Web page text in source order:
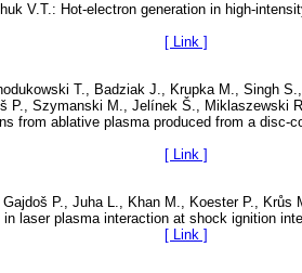
V.T.: Hot-electron generation in high-
[ Link ]
T., Badziak J., Krupka M., Singh
P., Szymanski M., Jelínek Š.,
ablative plasma produced from a disc-
[ Link ]
P., Juha L., Khan M., Koester P.,
laser plasma interaction at shock ignition
[ Link ]